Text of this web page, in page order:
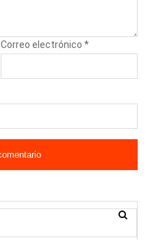
Correo electrónico*